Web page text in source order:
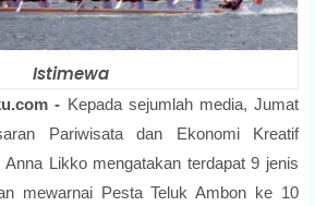
Istimewa
- Kepada sejumlah media, Jumat
Pariwisata dan Ekonomi Kreatif
Likko mengatakan terdapat 9 jenis
mewarnai Pesta Teluk Ambon ke 10